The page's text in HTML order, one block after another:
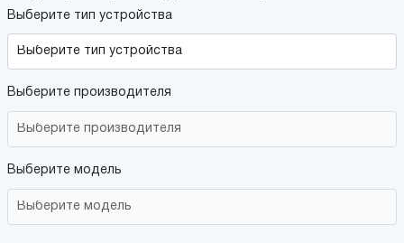
Выберите тип устройства
Выберите производителя
Выберите модель